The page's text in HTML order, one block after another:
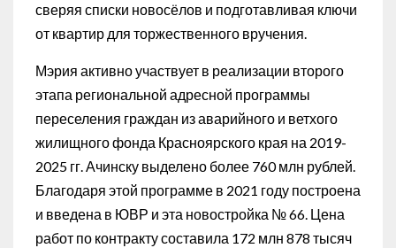
сверяя списки новосёлов и подготавливая ключи
от квартир для торжественного вручения.
Мэрия активно участвует в реализации второго
этапа региональной адресной программы
переселения граждан из аварийного и ветхого
жилищного фонда Красноярского края на 2019-
2025 гг. Ачинску выделено более 760 млн рублей.
Благодаря этой программе в 2021 году построена
и введена в ЮВР и эта новостройка № 66. Цена
работ по контракту составила 172 млн 878 тысяч